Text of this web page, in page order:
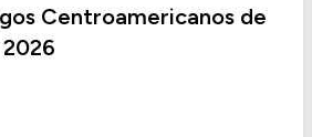
Centroamericanos de